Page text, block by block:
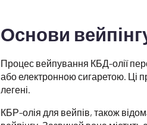
Основи
Процес вейпування КБД-олії
або електронною сигаретою. Ці
легені.
КБР-олія для вейпів, також